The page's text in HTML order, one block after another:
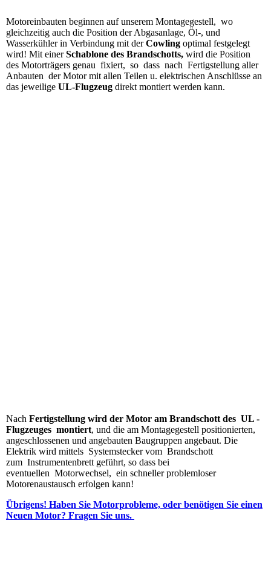
Motoreinbauten beginnen auf unserem Montagegestell, wo
gleichzeitig auch die Position der Abgasanlage, Öl-, und
Wasserkühler in Verbindung mit derCowling optimal festgelegt
wird! Mit einerSchablone des Brandschotts, wird die Position
des Motorträgers genau fixiert, so dass nach Fertigstellung aller
Anbauten der Motor mit allen Teilen u. elektrischen Anschlüsse an
das jeweilige UL-Flugzeug direkt montiert werden kann.
Nach Fertigstellung wird der Motor am Brandschott des UL -
Flugzeuges montiert, und die am Montagegestell positionierten,
angeschlossenen und angebauten Baugruppen angebaut. Die
Elektrik wird mittels Systemstecker vom Brandschott
zum Instrumentenbrett geführt, so dass bei
eventuellen Motorwechsel, ein schneller problemloser
Motorenaustausch erfolgen kann!
Übrigens! Haben Sie Motorprobleme, oder benötigen Sie einen
Neuen Motor? Fragen Sie uns.